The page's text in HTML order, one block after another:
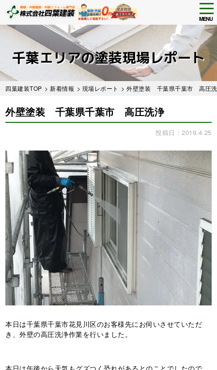
Skip
content
MENU
千葉エリアの塗装現場レポート
四葉建装TOP >新着情報 > 現場レポート > 外壁塗装 千葉県千葉市 高圧
外壁塗装 千葉県千葉市 高圧洗浄
投稿日：2019.4.25
本日は千葉県千葉市花見川区のお客様先にお伺いさせていただ
き、外壁の高圧洗浄作業を行いました。
本日は午後から天気もグズつく恐れがあるとのことでしたので、